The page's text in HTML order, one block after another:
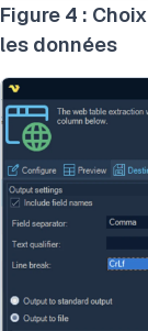
Figure 4 :
les données